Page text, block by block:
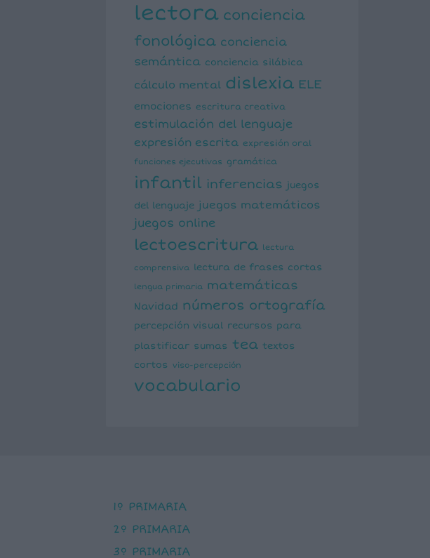
lectora conciencia
fonológica conciencia
semántica conciencia silábica
cálculo mental dislexia ELE
emociones escritura creativa
estimulación del lenguaje
expresión escrita expresión oral
funciones ejecutivas gramática
infantil inferencias juegos
del lenguaje juegos matemáticos
juegos online
lectoescritura lectura
comprensiva lectura de frases cortas
lengua primaria matemáticas
Navidad números ortografía
percepción visual recursos para
plastificar sumas tea textos
cortos
viso-percepción
vocabulario
1º PRIMARIA
2º PRIMARIA
3º PRIMARIA